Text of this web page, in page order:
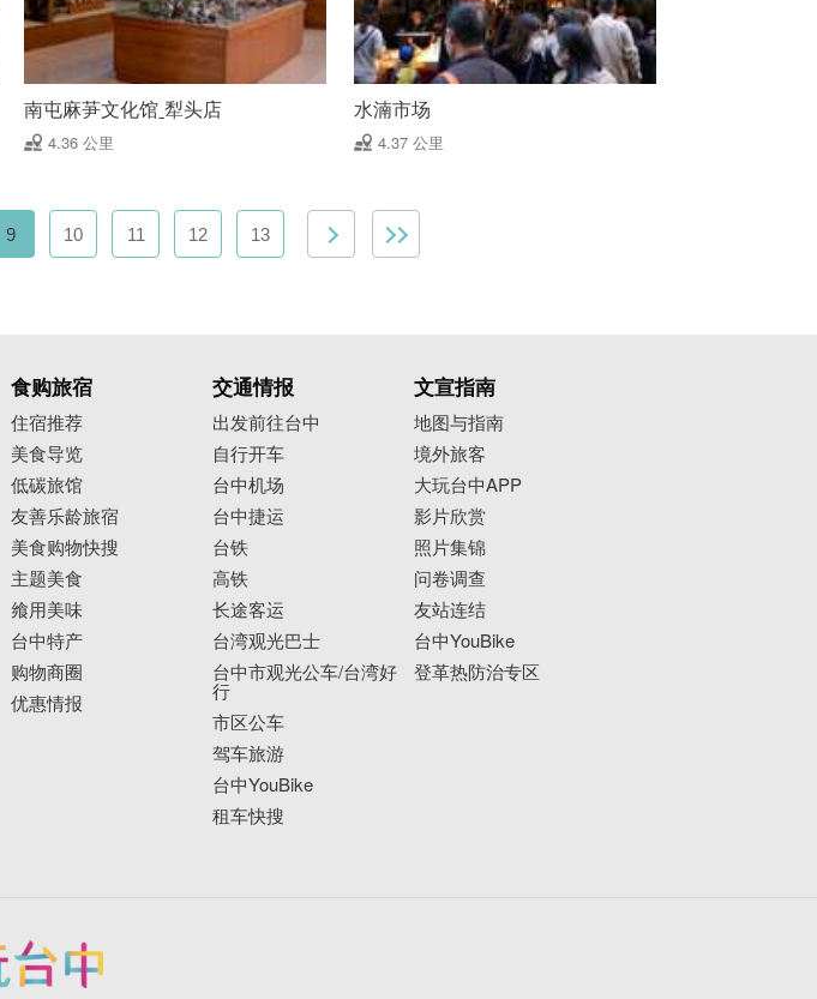
南屯麻芛文化馆ˍ犁头店
4.36 公里
水湳市场
4.37 公里
9 10 11 12 13
食购旅宿
住宿推荐
美食导览
低碳旅馆
友善乐龄旅宿
美食购物快搜
主题美食
飨用美味
台中特产
购物商圈
优惠情报
交通情报
出发前往台中
自行开车
台中机场
台中捷运
台铁
高铁
长途客运
台湾观光巴士
台中市观光公车/台湾好
行
市区公车
驾车旅游
台中YouBike
租车快搜
文宣指南
地图与指南
境外旅客
大玩台中APP
影片欣赏
照片集锦
问卷调查
友站连结
台中YouBike
登革热防治专区